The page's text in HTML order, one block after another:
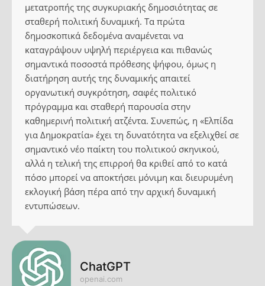
μετατροπής της συγκυριακής δημοσιότητας σε
σταθερή πολιτική δυναμική. Τα πρώτα
δημοσκοπικά δεδομένα αναμένεται να
καταγράψουν υψηλή περιέργεια και πιθανώς
σημαντικά ποσοστά πρόθεσης ψήφου, όμως η
διατήρηση αυτής της δυναμικής απαιτεί
οργανωτική συγκρότηση, σαφές πολιτικό
πρόγραμμα και σταθερή παρουσία στην
καθημερινή πολιτική ατζέντα. Συνεπώς, η «Ελπίδα
για Δημοκρατία» έχει τη δυνατότητα να εξελιχθεί σε
σημαντικό νέο παίκτη του πολιτικού σκηνικού,
αλλά η τελική της επιρροή θα κριθεί από το κατά
πόσο μπορεί να αποκτήσει μόνιμη και διευρυμένη
εκλογική βάση πέρα από την αρχική δυναμική
εντυπώσεων.
ChatGPT
openai.com